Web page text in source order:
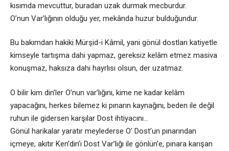
kısımda mevcuttur, buradan uzak durmak mecburdur.
O’nun Var’lığının olduğu yer, mekânda huzur bulduğundur.
Bu bakımdan hakiki Mürşid-i Kâmil, yani gönül dostları katiyetle
kimseyle tartışma dahi yapmaz, gereksiz kelâm etmez masiva
konuşmaz, haksıza dahi hayrlısı olsun, der uzatmaz.
O bilir kim din’ler O’nun var’lığını, kime ne kadar kelâm
yapacağını, herkes bilemez ki pınarın kaynağını, beden ile değil
ruhun ile gidersen karşılar Dost ihtiyacını…
Gönül harikalar yaratır meylederse O’ Dost’un pınarından
içmeye, akıtır Ken’din’i Dost Var’lığı ile gönlün’e, pınara karışan